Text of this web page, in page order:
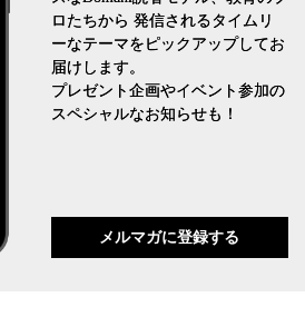
ロたちから 発信されるタイムリ
ーなテーマをピックアップしてお
届けします。
プレゼント企画やイベント参加の
スペシャルなお知らせも！
メルマガに登録する